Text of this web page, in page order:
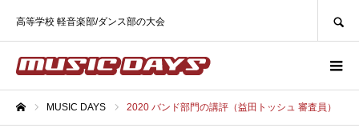
高等学校 軽音楽部/ダンス部の大会
MUSIC DAYS 2020 バンド部門の講評（益田トッシュ 審査員）